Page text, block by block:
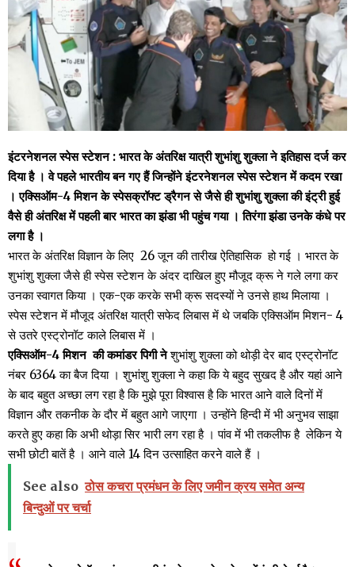
इंटरनेशनल स्पेस स्टेशन : भारत के अंतरिक्ष यात्री शुभांशु शुक्ला ने इतिहास दर्ज कर
दिया है । वे पहले भारतीय बन गए हैं जिन्होंने इंटरनेशनल स्पेस स्टेशन में कदम रखा
। एक्सिऑम-4 मिशन के स्पेसक्रॉफ्ट ड्रैगन से जैसे ही शुभांशु शुक्ला की इंट्री हुई
वैसे ही अंतरिक्ष में पहली बार भारत का झंडा भी पहुंच गया । तिरंगा झंडा उनके कंधे पर
लगा है ।
भारत के अंतरिक्ष विज्ञान के लिए 26 जून की तारीख ऐतिहासिक हो गई । भारत के
शुभांशु शुक्ला जैसे ही स्पेस स्टेशन के अंदर दाखिल हुए मौजूद क्रू ने गले लगा कर
उनका स्वागत किया । एक-एक करके सभी क्रू सदस्यों ने उनसे हाथ मिलाया ।
स्पेस स्टेशन में मौजूद अंतरिक्ष यात्री सफेद लिबास में थे जबकि एक्सिऑम मिशन- 4
से उतरे एस्ट्रोनॉट काले लिबास में ।
एक्सिऑम-4 मिशन की कमांडर पिगी नेशुभांशु शुक्ला को थोड़ी देर बाद एस्ट्रोनॉट
नंबर 6364 का बैज दिया । शुभांशु शुक्ला ने कहा कि ये बहुद सुखद है और यहां आने
के बाद बहुत अच्छा लग रहा है कि मुझे पूरा विश्वास है कि भारत आने वाले दिनों में
विज्ञान और तकनीक के दौर में बहुत आगे जाएगा । उन्होंने हिन्दी में भी अनुभव साझा
करते हुए कहा कि अभी थोड़ा सिर भारी लग रहा है । पांव में भी तकलीफ है लेकिन ये
सभी छोटी बातें है । आने वाले 14 दिन उत्साहित करने वाले हैं ।
See also ठोस कचरा प्रमंधन के लिए जमीन क्रय समेत अन्य
बिन्दुओं पर चर्चा